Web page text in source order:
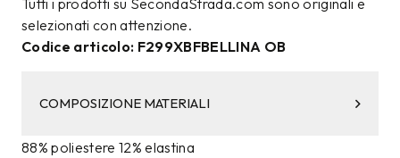
Tutti i prodotti su SecondaStrada.com sono originali e
selezionati con attenzione.
Codice articolo: F299XBFBELLINA OB
COMPOSIZIONE MATERIALI
88% poliestere 12% elastina